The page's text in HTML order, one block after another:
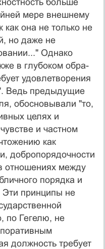
мере внешнему
как она не только не
но даже не
Однако
в глубоком обра­
удовлетворения
Ведь предыдущие
обосновывали "то,
целях и
и частном
как
добропорядочности
отношениях между
порядка и
Эти принципы не
по Гегелю, не
должность требует